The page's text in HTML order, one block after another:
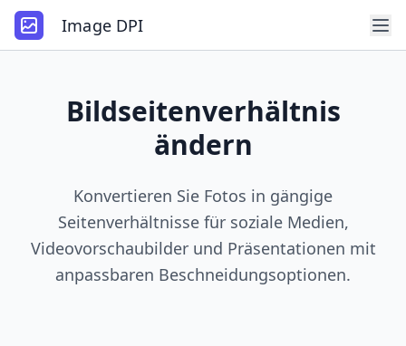
Image DPI
Bildseitenverhältnis
ändern
Konvertieren Sie Fotos in gängige
Seitenverhältnisse für soziale Medien,
Videovorschaubilder und Präsentationen mit
anpassbaren Beschneidungsoptionen.